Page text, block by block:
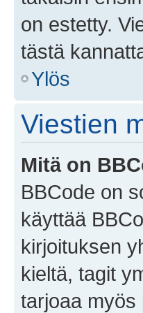
on estetty.
tästä
Ylös
Viestien
Mitä on
BBCode on
käyttää
kirjoituksen
kieltä, tagit
tarjoaa myös